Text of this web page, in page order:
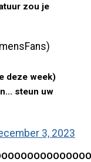
zou je
deze week)
steun uw
3, 2023